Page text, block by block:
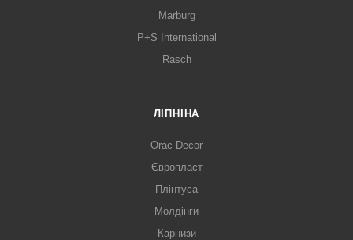
Marburg
P+S International
Rasch
ЛІПНІНА
Orac Decor
Європласт
Плінтуса
Молдінги
Карнизи